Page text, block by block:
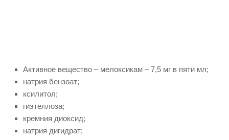
Активное вещество – мелоксикам – 7,5 мг в пяти мл;
натрия бензоат;
ксилитол;
гиэтеллоза;
кремния диоксид;
натрия дигидрат;